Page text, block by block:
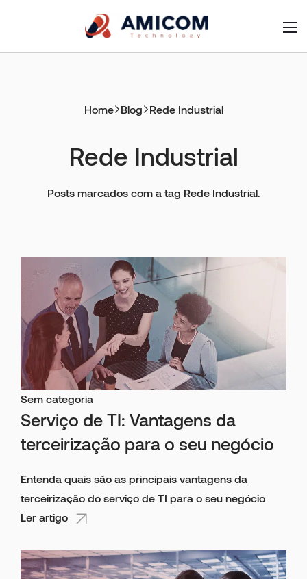
Home Blog Rede Industrial
Rede Industrial
Posts marcados com a tag Rede Industrial.
Sem categoria
Serviço de TI: Vantagens da
terceirização para o seu negócio
Entenda quais são as principais vantagens da
terceirização do serviço de TI para o seu negócio
Ler artigo